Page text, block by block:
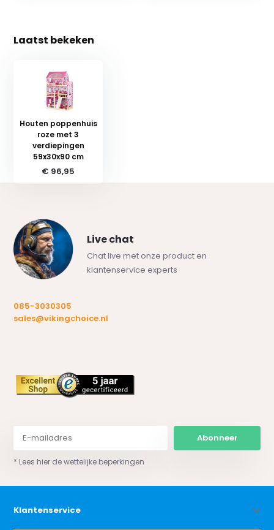
Laatst bekeken
Houten poppenhuis
roze met 3
verdiepingen
59x30x90 cm
€ 96,95
Live chat
Chat live met onze product en
klantenservice experts
085-3030305
sales@vikingchoice.nl
Abonneer
* Lees hier de wettelijke beperkingen
Klantenservice